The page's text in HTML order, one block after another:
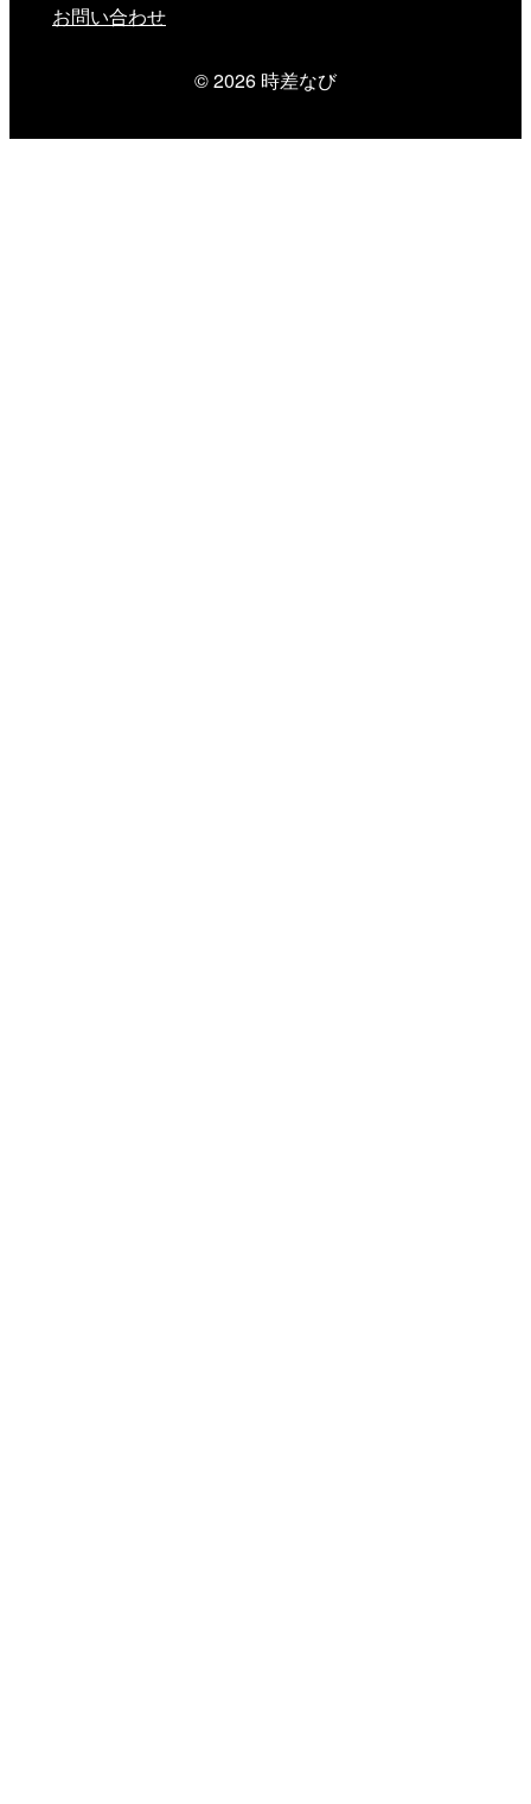
お問い合わせ
© 2026 時差なび